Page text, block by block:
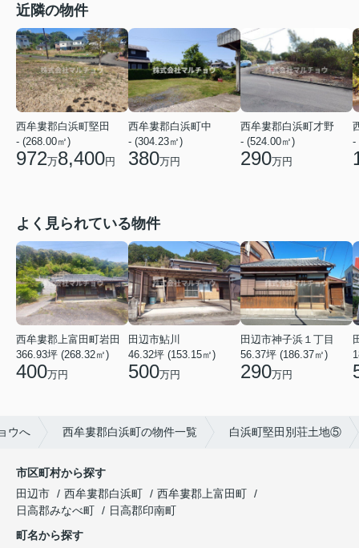
近隣の物件
西牟婁郡白浜町堅田
- (268.00㎡)
972万8,400円
西牟婁郡白浜町中
- (304.23㎡)
380万円
西牟婁郡白浜町才野
- (524.00㎡)
290万円
-
よく見られている物件
西牟婁郡上富田町岩田
366.93坪 (268.32㎡)
400万円
田辺市鮎川
46.32坪 (153.15㎡)
500万円
田辺市神子浜１丁目
56.37坪 (186.37㎡)
290万円
ウへ 西牟婁郡白浜町の物件一覧 白浜町堅田別荘土地⑤
市区町村から探す
田辺市
西牟婁郡白浜町
西牟婁郡上富田町
日高郡みなべ町
日高郡印南町
町名から探す